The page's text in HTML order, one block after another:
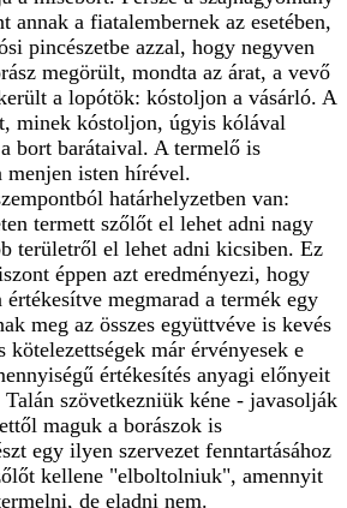
annak a fiatalembernek az esetében,
pincészetbe azzal, hogy negyven
megörült, mondta az árat, a vevő
a lopótök: kóstoljon a vásárló. A
minek kóstoljon, úgyis kólával
bort barátaival. A termelő is
menjen isten hírével.
határhelyzetben van:
termett szőlőt el lehet adni nagy
területről el lehet adni kicsiben. Ez
éppen azt eredményezi, hogy
megmarad a termék egy
meg az összes együttvéve is kevés
már érvényesek e
értékesítés anyagi előnyeit
szövetkezniük kéne - javasolják
maguk a borászok is
egy ilyen szervezet fenntartásához
kellene "elboltolniuk", amennyit
de eladni nem.